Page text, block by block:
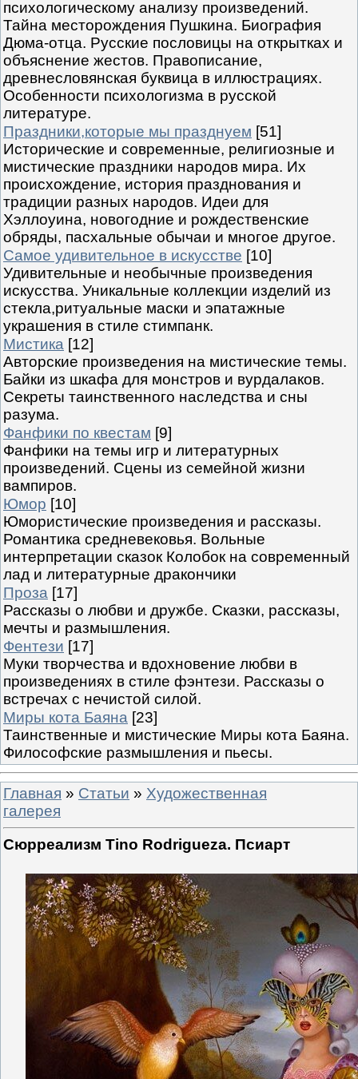
психологическому анализу произведений.
Тайна месторождения Пушкина. Биография
Дюма-отца. Русские пословицы на открытках и
объяснение жестов. Правописание,
древнесловянская буквица в иллюстрациях.
Особенности психологизма в русской
литературе.
Праздники,которые мы празднуем [51]
Исторические и современные, религиозные и
мистические праздники народов мира. Их
происхождение, история празднования и
традиции разных народов. Идеи для
Хэллоуина, новогодние и рождественские
обряды, пасхальные обычаи и многое другое.
Самое удивительное в искусстве [10]
Удивительные и необычные произведения
искусства. Уникальные коллекции изделий из
стекла,ритуальные маски и эпатажные
украшения в стиле стимпанк.
Мистика [12]
Авторские произведения на мистические темы.
Байки из шкафа для монстров и вурдалаков.
Секреты таинственного наследства и сны
разума.
Фанфики по квестам [9]
Фанфики на темы игр и литературных
произведений. Сцены из семейной жизни
вампиров.
Юмор [10]
Юмористические произведения и рассказы.
Романтика средневековья. Вольные
интерпретации сказок Колобок на современный
лад и литературные дракончики
Проза [17]
Рассказы о любви и дружбе. Сказки, рассказы,
мечты и размышления.
Фентези [17]
Муки творчества и вдохновение любви в
произведениях в стиле фэнтези. Рассказы о
встречах с нечистой силой.
Миры кота Баяна [23]
Таинственные и мистические Миры кота Баяна.
Философские размышления и пьесы.
Главная » Статьи » Художественная
галерея
Сюрреализм Tino Rodriguezа. Псиарт